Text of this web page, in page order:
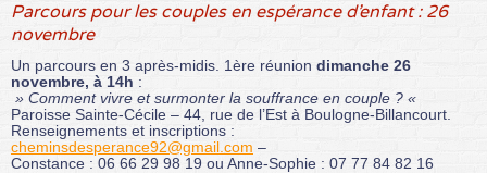
Parcours pour les couples en espérance d’enfant : 26
novembre
Un parcours en 3 après-midis. 1ère réunion dimanche 26
novembre, à 14h :
» Comment vivre et surmonter la souffrance en couple ? «
Paroisse Sainte-Cécile – 44, rue de l’Est à Boulogne-Billancourt.
Renseignements et inscriptions :
cheminsdesperance92@gmail.com –
Constance : 06 66 29 98 19 ou Anne-Sophie : 07 77 84 82 16